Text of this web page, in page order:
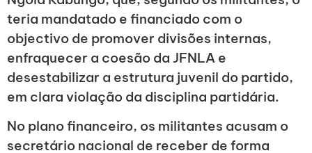
teria mandatado e financiado com o
objectivo de promover divisões internas,
enfraquecer a coesão da JFNLA e
desestabilizar a estrutura juvenil do partido,
em clara violação da disciplina partidária.
No plano financeiro, os militantes acusam o
secretário nacional de receber de forma